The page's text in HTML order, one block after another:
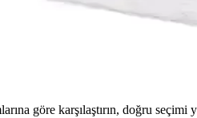
göre karşılaştırın, doğru seçimi